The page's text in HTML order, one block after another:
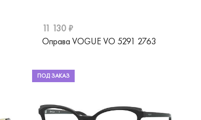
11 130 ₽
Оправа VOGUE VO 5291 2763
ПОД ЗАКАЗ